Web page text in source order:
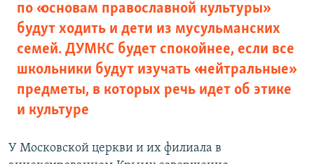
по «основам православной культуры»
будут ходить и дети из мусульманских
семей. ДУМКС будет спокойнее, если все
школьники будут изучать «нейтральные»
предметы, в которых речь идет об этике
и культуре
У Московской церкви и их филиала в